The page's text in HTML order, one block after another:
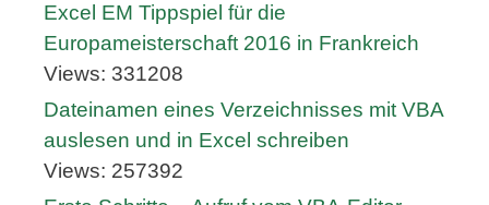
Excel EM Tippspiel für die
Europameisterschaft 2016 in Frankreich
Views: 331208
Dateinamen eines Verzeichnisses mit VBA
auslesen und in Excel schreiben
Views: 257392